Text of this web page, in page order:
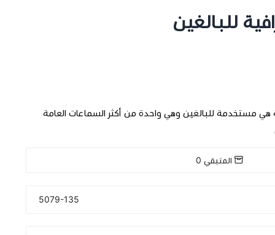
للبالغين
هي مستخدمة للبالغين وهي واحدة من أكثر السماعات العامة
المتبقي 0
5079-135